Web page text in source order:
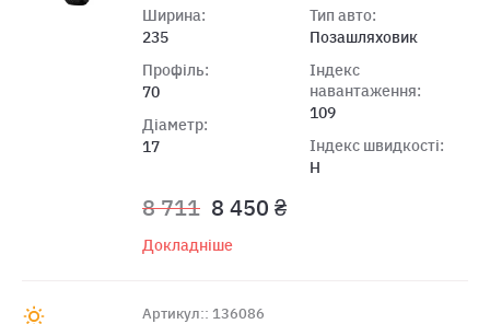
Ширина:
235
Профіль:
70
Діаметр:
17
Тип авто:
Позашляховик
Індекс
навантаження:
109
Індекс швидкості:
H
8 711 8 450 ₴
Докладніше
Артикул:: 136086